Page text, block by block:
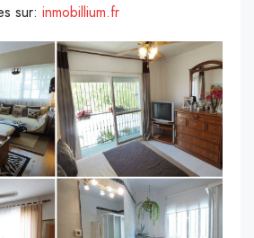
sur: inmobillium.fr